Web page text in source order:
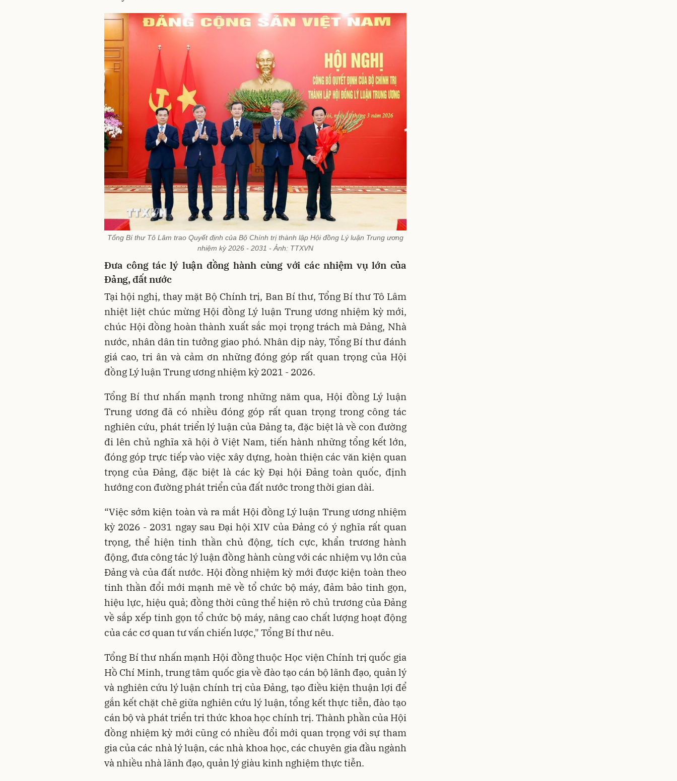
Tổng Bí thư Tô Lâm trao Quyết định của Bộ Chính trị thành lập Hội đồng Lý luận Trung ương
nhiệm kỳ 2026 - 2031 - Ảnh: TTXVN
Đưa công tác lý luận đồng hành cùng với các nhiệm vụ lớn của
Đảng, đất nước
Tại hội nghị, thay mặt Bộ Chính trị, Ban Bí thư, Tổng Bí thư Tô Lâm
nhiệt liệt chúc mừng Hội đồng Lý luận Trung ương nhiệm kỳ mới,
chúc Hội đồng hoàn thành xuất sắc mọi trọng trách mà Đảng, Nhà
nước, nhân dân tin tưởng giao phó. Nhân dịp này, Tổng Bí thư đánh
giá cao, tri ân và cảm ơn những đóng góp rất quan trọng của Hội
đồng Lý luận Trung ương nhiệm kỳ 2021 - 2026.
Tổng Bí thư nhấn mạnh trong những năm qua, Hội đồng Lý luận
Trung ương đã có nhiều đóng góp rất quan trọng trong công tác
nghiên cứu, phát triển lý luận của Đảng ta, đặc biệt là về con đường
đi lên chủ nghĩa xã hội ở Việt Nam, tiến hành những tổng kết lớn,
đóng góp trực tiếp vào việc xây dựng, hoàn thiện các văn kiện quan
trọng của Đảng, đặc biệt là các kỳ Đại hội Đảng toàn quốc, định
hướng con đường phát triển của đất nước trong thời gian dài.
“Việc sớm kiện toàn và ra mắt Hội đồng Lý luận Trung ương nhiệm
kỳ 2026 - 2031 ngay sau Đại hội XIV của Đảng có ý nghĩa rất quan
trọng, thể hiện tinh thần chủ động, tích cực, khẩn trương hành
động, đưa công tác lý luận đồng hành cùng với các nhiệm vụ lớn của
Đảng và của đất nước. Hội đồng nhiệm kỳ mới được kiện toàn theo
tinh thần đổi mới mạnh mẽ về tổ chức bộ máy, đảm bảo tinh gọn,
hiệu lực, hiệu quả; đồng thời cũng thể hiện rõ chủ trương của Đảng
về sắp xếp tinh gọn tổ chức bộ máy, nâng cao chất lượng hoạt động
của các cơ quan tư vấn chiến lược," Tổng Bí thư nêu.
Tổng Bí thư nhấn mạnh Hội đồng thuộc Học viện Chính trị quốc gia
Hồ Chí Minh, trung tâm quốc gia về đào tạo cán bộ lãnh đạo, quản lý
và nghiên cứu lý luận chính trị của Đảng, tạo điều kiện thuận lợi để
gắn kết chặt chẽ giữa nghiên cứu lý luận, tổng kết thực tiễn, đào tạo
cán bộ và phát triển tri thức khoa học chính trị. Thành phần của Hội
đồng nhiệm kỳ mới cũng có nhiều đổi mới quan trọng với sự tham
gia của các nhà lý luận, các nhà khoa học, các chuyên gia đầu ngành
và nhiều nhà lãnh đạo, quản lý giàu kinh nghiệm thực tiễn.